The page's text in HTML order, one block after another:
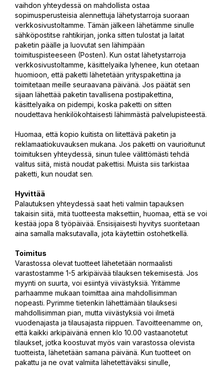
vaihdon yhteydessä on mahdollista ostaa
sopimusperusteisia alennettuja lähetystarroja suoraan
verkkosivustoltamme. Tämän jälkeen lähetämme sinulle
sähköpostitse rahtikirjan, jonka sitten tulostat ja laitat
paketin päälle ja luovutat sen lähimpään
toimituspisteeseen (Posten). Kun ostat lähetystarroja
verkkosivustoltamme, käsittelyaika lyhenee, kun otetaan
huomioon, että paketti lähetetään yrityspakettina ja
toimitetaan meille seuraavana päivänä. Jos päätät sen
sijaan lähettää paketin tavallisena postipakettina,
käsittelyaika on pidempi, koska paketti on sitten
noudettava henkilökohtaisesti lähimmästä palvelupisteestä.
Huomaa, että kopio kuitista on liitettävä paketin ja
reklamaatiokuvauksen mukana. Jos paketti on vaurioitunut
toimituksen yhteydessä, sinun tulee välittömästi tehdä
valitus siitä, mistä noudat pakettisi. Muista siis tarkistaa
paketti, kun noudat sen.
Hyvittää
Palautuksen yhteydessä saat heti valmiin tapauksen
takaisin siitä, mitä tuotteesta maksettiin, huomaa, että se voi
kestää jopa 8 työpäivää. Ensisijaisesti hyvitys suoritetaan
aina samalla maksutavalla, jota käytettiin ostohetkellä.
Toimitus
Varastossa olevat tuotteet lähetetään normaalisti
varastostamme 1-5 arkipäivää tilauksen tekemisestä. Jos
myynti on suurta, voi esiintyä viivästyksiä. Yritämme
parhaamme mukaan toimittaa aina mahdollisimman
nopeasti. Pyrimme tietenkin lähettämään tilauksesi
mahdollisimman pian, mutta viivästyksiä voi ilmetä
vuodenajasta ja tilausajasta riippuen. Tavoitteenamme on,
että kaikki arkipäivänä ennen klo 10.00 vastaanotetut
tilaukset, jotka koostuvat myös vain varastossa olevista
tuotteista, lähetetään samana päivänä. Kun tuotteet on
pakattu ja ne ovat valmiita lähetettäväksi sinulle,